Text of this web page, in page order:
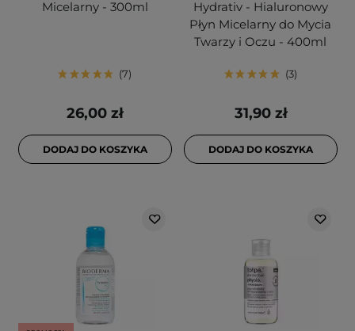
Micelarny - 300ml
7
26,00 zł
DODAJ DO KOSZYKA
Hydrativ - Hialuronowy
Płyn Micelarny do Mycia
Twarzy i Oczu - 400ml
3
31,90 zł
DODAJ DO KOSZYKA